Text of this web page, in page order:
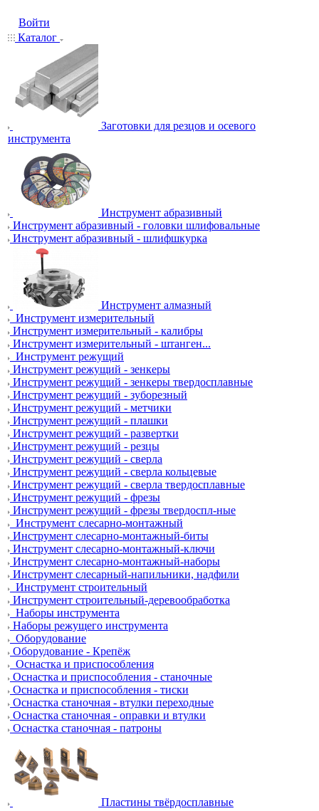
Войти
Каталог
Заготовки для резцов и осевого
инструмента
Инструмент абразивный
Инструмент абразивный - головки шлифовальные
Инструмент абразивный - шлифшкурка
Инструмент алмазный
Инструмент измерительный
Инструмент измерительный - калибры
Инструмент измерительный - штанген...
Инструмент режущий
Инструмент режущий - зенкеры
Инструмент режущий - зенкеры твердосплавные
Инструмент режущий - зуборезный
Инструмент режущий - метчики
Инструмент режущий - плашки
Инструмент режущий - развертки
Инструмент режущий - резцы
Инструмент режущий - сверла
Инструмент режущий - сверла кольцевые
Инструмент режущий - сверла твердосплавные
Инструмент режущий - фрезы
Инструмент режущий - фрезы твердоспл-ные
Инструмент слесарно-монтажный
Инструмент слесарно-монтажный-биты
Инструмент слесарно-монтажный-ключи
Инструмент слесарно-монтажный-наборы
Инструмент слесарный-напильники, надфили
Инструмент строительный
Инструмент строительный-деревообработка
Наборы инструмента
Наборы режущего инструмента
Оборудование
Оборудование - Крепёж
Оснастка и приспособления
Оснастка и приспособления - станочные
Оснастка и приспособления - тиски
Оснастка станочная - втулки переходные
Оснастка станочная - оправки и втулки
Оснастка станочная - патроны
Пластины твёрдосплавные